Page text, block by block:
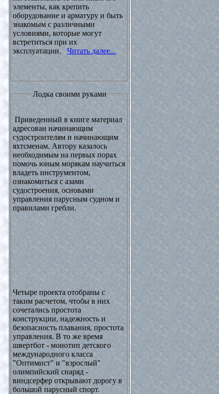
элементы, как крепить
оборудование и арматуру и быть
знакомым с различными
условиями, которые могут
встретиться при их
эксплуатации.
Читать далее...
Лодка своими руками
Приведенный в книге материал
адресован начинающим
судостроителям и начинающим
яхтсменам. Автору казалось
необходимым на первых порах
помочь юным морякам научиться
владеть инструментом,
ознакомиться с азами
судостроения, основами
управления парусным судном и
правилами гребли.
Четыре проекта отобраны с
таким расчетом, чтобы в них
сочетались простота
конструкции, надежность и
безопасность плавания, простота
управления. В то же время
швертбот - монотип детского
международного класса
"Оптимист" и "взрослый"
олимпийский снаряд -
виндсерфер открывают дорогу в
большой парусный спорт.